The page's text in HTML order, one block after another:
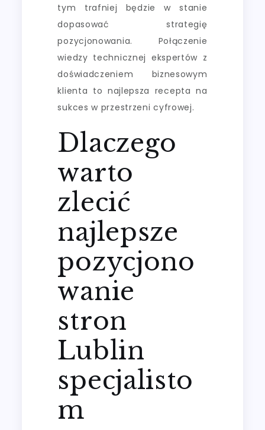
tym trafniej będzie w stanie
dopasować strategię
pozycjonowania. Połączenie
wiedzy technicznej ekspertów z
doświadczeniem biznesowym
klienta to najlepsza recepta na
sukces w przestrzeni cyfrowej.
Dlaczego
warto
zlecić
najlepsze
pozycjono
wanie
stron
Lublin
specjalisto
m